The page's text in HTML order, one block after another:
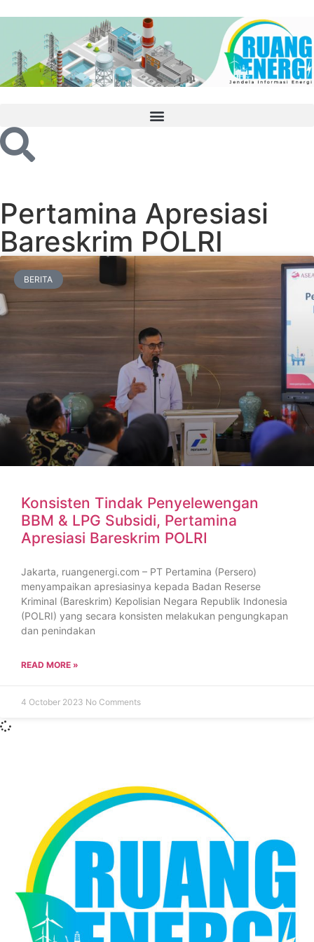
Pertamina Apresiasi
Bareskrim POLRI
BERITA
Konsisten Tindak Penyelewengan
BBM & LPG Subsidi, Pertamina
Apresiasi Bareskrim POLRI
Jakarta, ruangenergi.com – PT Pertamina (Persero)
menyampaikan apresiasinya kepada Badan Reserse
Kriminal (Bareskrim) Kepolisian Negara Republik Indonesia
(POLRI) yang secara konsisten melakukan pengungkapan
dan penindakan
READ MORE »
4 October 2023 No Comments